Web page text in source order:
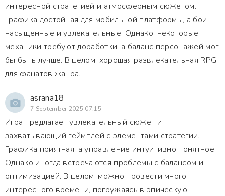
интересной стратегией и атмосферным сюжетом.
Графика достойная для мобильной платформы, а бои
насыщенные и увлекательные. Однако, некоторые
механики требуют доработки, а баланс персонажей мог
бы быть лучше. В целом, хорошая развлекательная RPG
для фанатов жанра.
asrana18
7 September 2025 07:15
Игра предлагает увлекательный сюжет и
захватывающий геймплей с элементами стратегии.
Графика приятная, а управление интуитивно понятное.
Однако иногда встречаются проблемы с балансом и
оптимизацией. В целом, можно провести много
интересного времени, погружаясь в эпическую